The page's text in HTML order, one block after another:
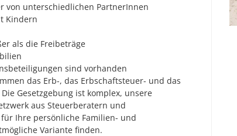
von unterschiedlichen PartnerInnen
Kindern
als die Freibeträge
sind vorhanden
das Erb-, das Erbschaftsteuer- und das
Gesetzgebung ist komplex, unsere
aus Steuerberatern und
Ihre persönliche Familien- und
Variante finden.